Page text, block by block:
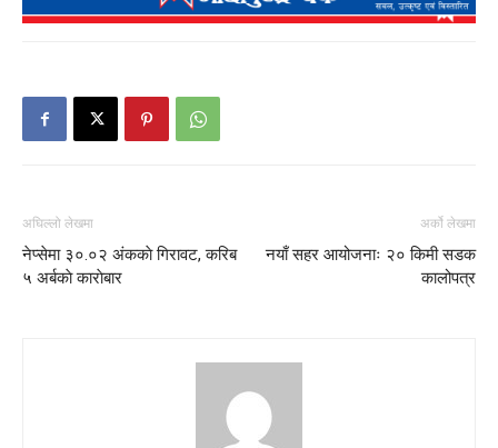
अघिल्लो लेखमा
नेप्सेमा ३०.०२ अंककाे गिरावट, करिब
५ अर्बकाे काराेबार
अर्को लेखमा
नयाँ सहर आयोजनाः २० किमी सडक
कालोपत्र